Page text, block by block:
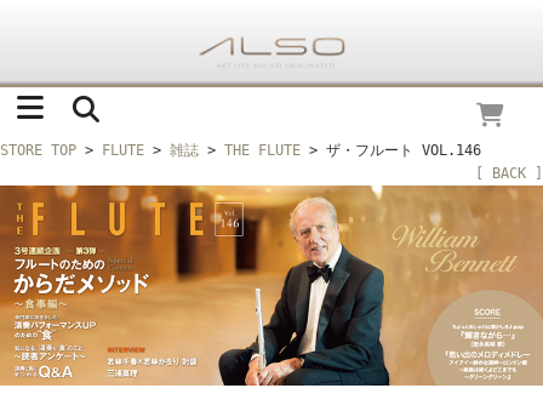
STORE TOP > FLUTE > 雑誌 > THE FLUTE > ザ・フルート VOL.146
[ BACK ]